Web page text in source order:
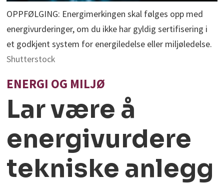
OPPFØLGING: Energimerkingen skal følges opp med
energivurderinger, om du ikke har gyldig sertifisering i
et godkjent system for energiledelse eller miljøledelse.
Shutterstock
ENERGI OG MILJØ
Lar være å
energivurdere
tekniske anlegg